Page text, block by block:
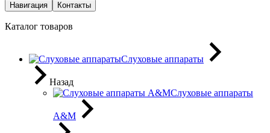
Навигация Контакты
Каталог товаров
Слуховые аппараты
Назад
Слуховые аппараты
A&M